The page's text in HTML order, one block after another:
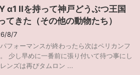
α1 IIを持って神戸どうぶつ王国
てきた（その他の動物たち）
8/7
フォーマンスが終わったら次はペリカンフ
少し早めに一番前に張り付いて待つ事にし
ンズは再びタムロン ...